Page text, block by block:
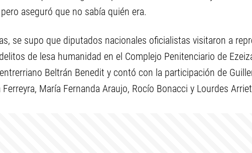
aseguró que no sabía quién era.
se supo que diputados nacionales oficialistas visitaron a
de lesa humanidad en el Complejo Penitenciario de
Beltrán Benedit y contó con la participación de
María Fernanda Araujo, Rocío Bonacci y Lourdes